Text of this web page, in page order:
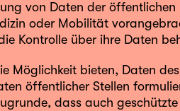
von Daten der
oder Mobilität
Kontrolle über ihre Daten
Möglichkeit bieten, Daten
öffentlicher Stellen
dass auch